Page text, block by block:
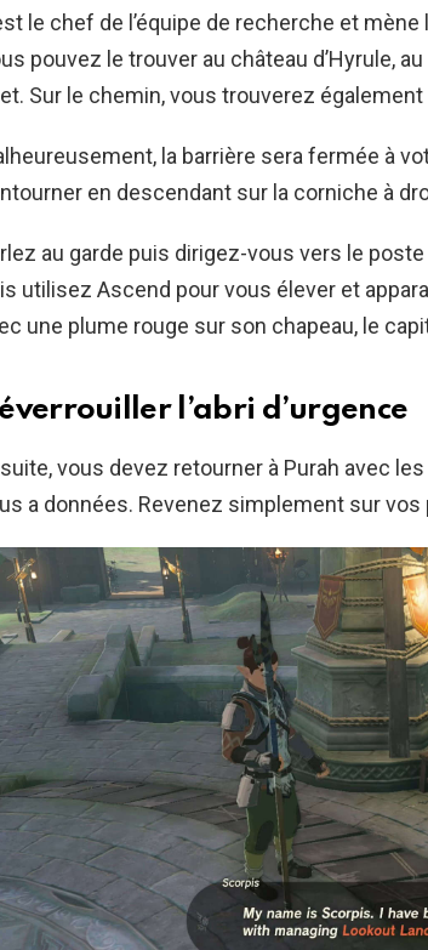
le chef de l’équipe de recherche et mène
pouvez le trouver au château d’Hyrule,
Sur le chemin, vous trouverez
la barrière sera fermée à
en descendant sur la corniche à
au garde puis dirigez-vous vers le
utilisez Ascend pour vous élever et
une plume rouge sur son chapeau, le
l’abri d’urgence
vous devez retourner à Purah avec
a données. Revenez simplement sur